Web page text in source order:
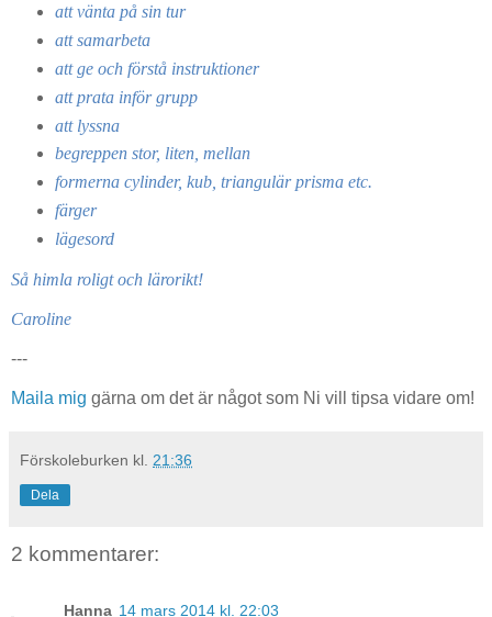
att vänta på sin tur
att samarbeta
att ge och förstå instruktioner
att prata inför grupp
att lyssna
begreppen stor, liten, mellan
formerna cylinder, kub, triangulär prisma etc.
färger
lägesord
Så himla roligt och lärorikt!
Caroline
---
Maila mig gärna om det är något som Ni vill tipsa vidare om!
Förskoleburken kl. 21:36
Dela
2 kommentarer:
Hanna 14 mars 2014 kl. 22:03